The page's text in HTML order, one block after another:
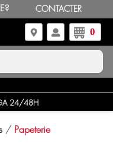
CONTACTER
0
24/48H
Papeterie